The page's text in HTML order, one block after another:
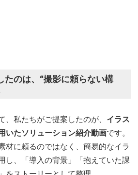
たのは、“撮影に頼らない構
、私たちがご提案したのが、 イラス
いたソリューション紹介動画です。
材に頼るのではなく、簡易的なイラ
し、「導入の背景」「抱えていた課